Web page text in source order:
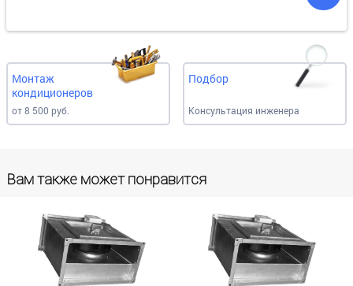
Монтаж
кондиционеров
от 8 500 руб.
Подбор
Консультация инженера
Вам также может понравится